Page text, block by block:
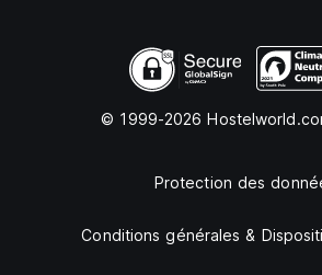
© 1999-2026
Protection des
Conditions générales &